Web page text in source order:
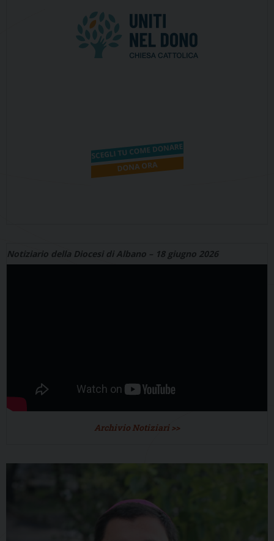
Notiziario della Diocesi di Albano – 18 giugno 2026
Archivio Notiziari >>